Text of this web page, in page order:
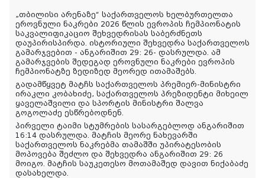
„თბილისი არენაზე“ საქართველოს ხელბურთელთა
ეროვნული ნაკრები 2026 წლის ევროპის ჩემპიონატის
საკვალიფიკაციო შეხვედრისას საბერძნეთს
დაუპირისპირდა. ისტორიული შეხვედრა საქართველოს
გამარჯვებით - ანგარიშით 29: 26- დასრულდა. ამ
გამარჯვების შედეგად ეროვნული ნაკრები ევროპის
ჩემპიონატზე ზედიზედ მეორედ ითამაშებს.
გადამწყვეტ მატჩს საქართველოს პრემიერ-მინისტრი
ირაკლი კობახიძე, საქართველოს პრეზიდენტი მიხეილ
ყაველაშვილი და სპორტის მინისტრი შალვა
გოგოლაძე ესწრებოდნენ.
პირველი ტაიმი სტუმრების სასარგებლოდ ანგარიშით
16:14 დასრულდა. მატჩის მეორე ნახევარში
საქართველოს ნაკრებმა თამაშში უპირატესობის
მოპოვება შეძლო და შეხვედრა ანგარიშით 29: 26
მოიგო. მატჩის საუკეთესო მოთამაშედ დავით ნიქაბაძე
დასახელდა.